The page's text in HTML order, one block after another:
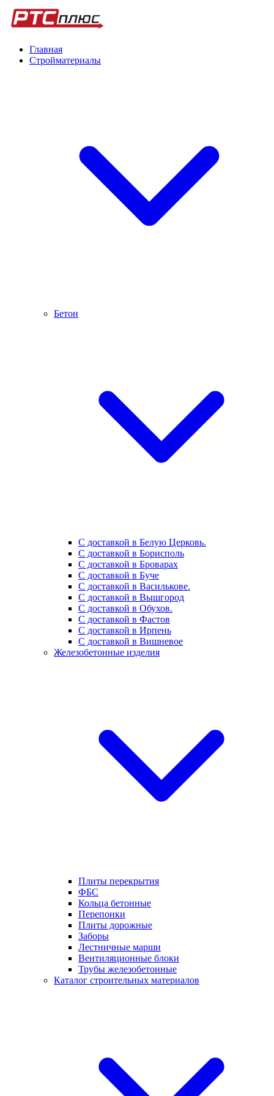
Главная
Стройматериалы
Бетон
С доставкой в Белую Церковь.
С доставкой в Борисполь
С доставкой в Броварах
С доставкой в Буче
С доставкой в Василькове.
С доставкой в Вышгород
С доставкой в Обухов.
С доставкой в Фастов
С доставкой в Ирпень
С доставкой в Вишневое
Железобетонные изделия
Плиты перекрытия
ФБС
Кольца бетонные
Перепонки
Плиты дорожные
Заборы
Лестничные марши
Вентиляционные блоки
Трубы железобетонные
Каталог строительных материалов